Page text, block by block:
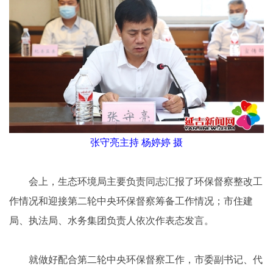
张守亮主持 杨婷婷 摄
会上，生态环境局主要负责同志汇报了环保督察整改工
作情况和迎接第二轮中央环保督察筹备工作情况；市住建
局、执法局、水务集团负责人依次作表态发言。
就做好配合第二轮中央环保督察工作，市委副书记、代